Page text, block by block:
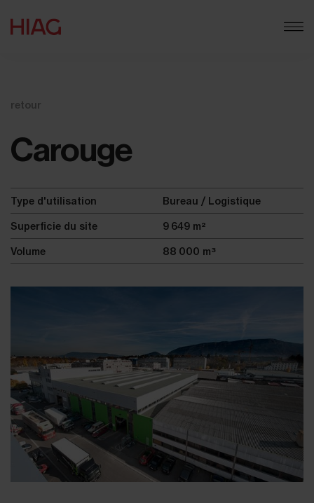
Carouge
retour
Type d'utilisation
Bureau / Logistique
Superficie du site
9 649 m²
Volume
88 000 m³